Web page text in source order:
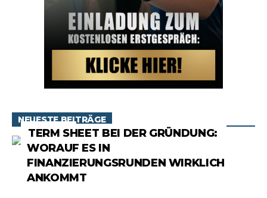
NEUESTE BEITRÄGE
TERM SHEET BEI DER GRÜNDUNG:
WORAUF ES IN
FINANZIERUNGSRUNDEN WIRKLICH
ANKOMMT